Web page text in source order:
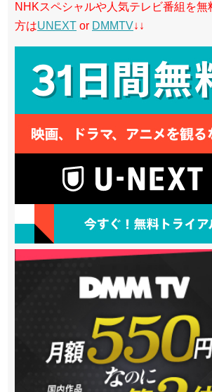
NHKスペシャルや人気テレビ番組を無
方はUNEXT or DMMTV↓↓